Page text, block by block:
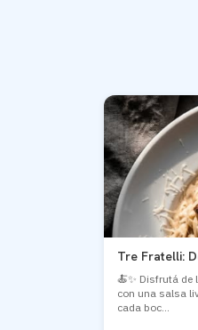
Tre Fratelli:
🍝✨ Disfrutá
con una salsa
cada boc...